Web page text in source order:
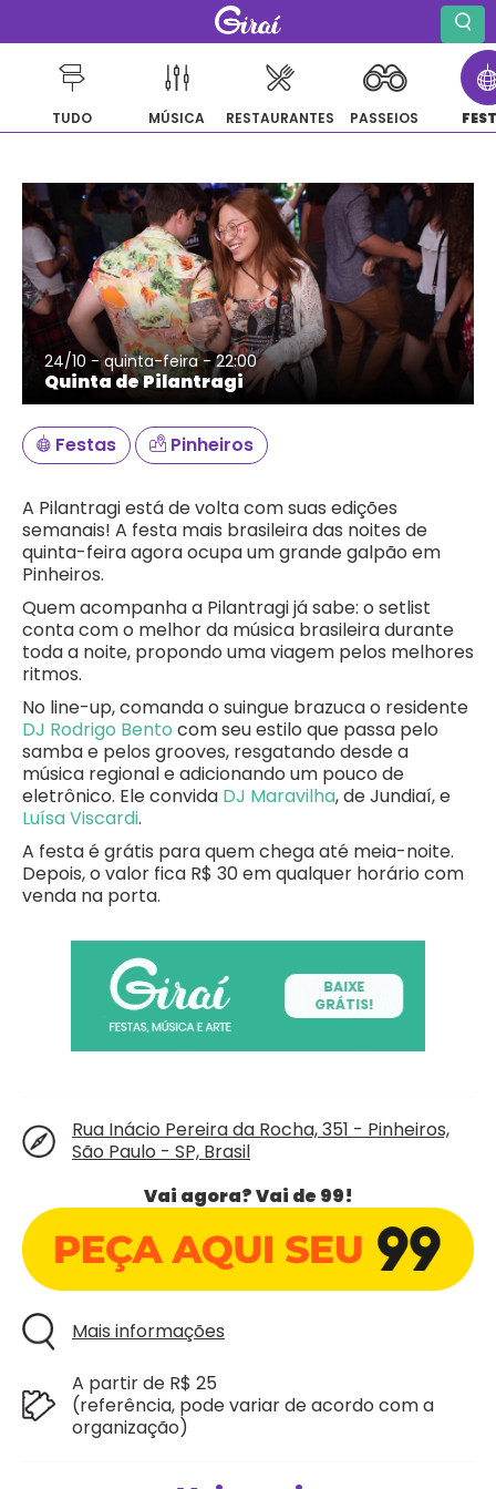
para
o
conteúdo
TUDO MÚSICA RESTAURANTES PASSEIOS
24/10 - quinta-feira - 22:00
Quinta de Pilantragi
Festas Pinheiros
A Pilantragi está de volta com suas edições
semanais! A festa mais brasileira das noites de
quinta-feira agora ocupa um grande galpão em
Pinheiros.
Quem acompanha a Pilantragi já sabe: o setlist
conta com o melhor da música brasileira durante
toda a noite, propondo uma viagem pelos melhores
ritmos.
No line-up, comanda o suingue brazuca o residente
DJ Rodrigo Bento com seu estilo que passa pelo
samba e pelos grooves, resgatando desde a
música regional e adicionando um pouco de
eletrônico. Ele convida DJ Maravilha, de Jundiaí, e
Luísa Viscardi.
A festa é grátis para quem chega até meia-noite.
Depois, o valor fica R$ 30 em qualquer horário com
venda na porta.
Rua Inácio Pereira da Rocha, 351 - Pinheiros,
São Paulo - SP, Brasil
Vai agora? Vai de 99!
Mais informações
A partir de R$ 25
(referência, pode variar de acordo com a
organização)